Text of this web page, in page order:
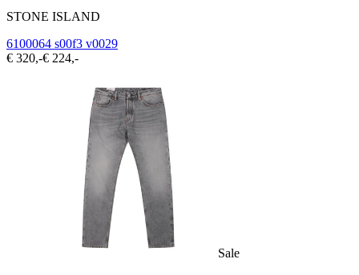
STONE ISLAND
6100064 s00f3 v0029
€ 320,-€ 224,-
Sale